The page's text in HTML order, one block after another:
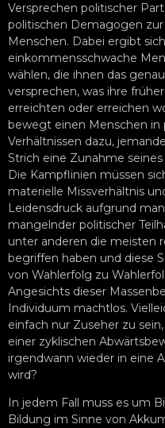
Versprechen politischer
politischen Demagogen zur
Menschen. Dabei ergibt
einkommensschwache
wählen, die ihnen das
versprechen, was ihre
erreichten oder erreichen
bewegt einen Menschen in
Verhältnissen dazu,
Strich eine Zunahme
Die Kampflinien müssen
materielle Missverhältnis
Leidensdruck aufgrund
mangelnder politischer
unter anderen die meisten
begriffen haben und diese
von Wahlerfolg zu
Angesichts dieser
Individuum machtlos.
einfach nur Zuseher zu
einer zyklischen
irgendwann wieder in eine
wird?
In jedem Fall muss es um
Bildung im Sinne von